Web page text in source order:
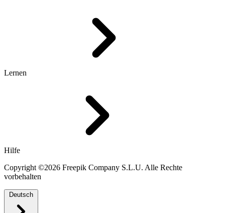
Lernen
Hilfe
Copyright ©2026 Freepik Company S.L.U. Alle Rechte
vorbehalten
Deutsch